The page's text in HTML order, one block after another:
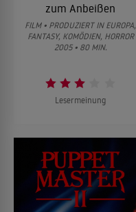
zum Anbeißen
FILM • PRODUZIERT IN EUROPA,
FANTASY, KOMÖDIEN, HORROR
2005 • 80 MIN.
Lesermeinung